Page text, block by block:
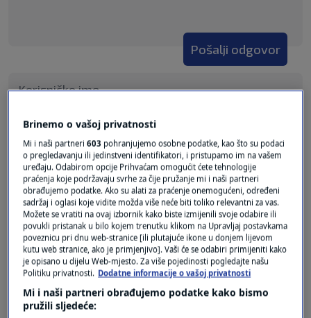
Pošalji odgovor
Pošalji
Oglas
Brinemo o vašoj privatnosti
Mi i naši partneri603 pohranjujemo osobne podatke, kao što su podaci
o pregledavanju ili jedinstveni identifikatori, i pristupamo im na vašem
uređaju. Odabirom opcije Prihvaćam omogućit ćete tehnologije
praćenja koje podržavaju svrhe za čije pružanje mi i naši partneri
obrađujemo podatke. Ako su alati za praćenje onemogućeni, određeni
sadržaj i oglasi koje vidite možda više neće biti toliko relevantni za vas.
Možete se vratiti na ovaj izbornik kako biste izmijenili svoje odabire ili
povukli pristanak u bilo kojem trenutku klikom na Upravljaj postavkama
poveznicu pri dnu web-stranice [ili plutajuće ikone u donjem lijevom
kutu web stranice, ako je primjenjivo]. Vaši će se odabiri primijeniti kako
je opisano u dijelu Web-mjesto. Za više pojedinosti pogledajte našu
Politiku privatnosti. Dodatne informacije o vašoj privatnosti
Mi i naši partneri obrađujemo podatke kako bismo
pružili sljedeće: